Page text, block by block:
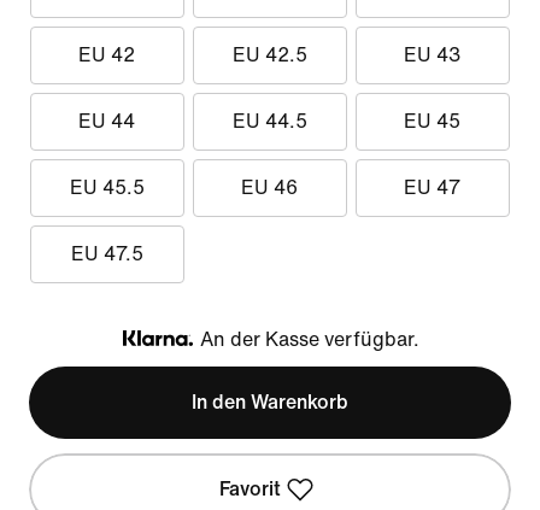
EU 42 EU 42.5 EU 43
EU 44 EU 44.5 EU 45
EU 45.5 EU 46 EU 47
EU 47.5
Klarna
An der Kasse verfügbar.
In den Warenkorb
Favorit